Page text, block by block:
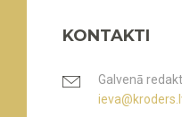
KONTAKTI
Galvenā